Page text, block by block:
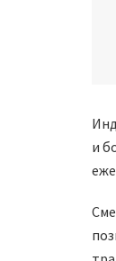
и